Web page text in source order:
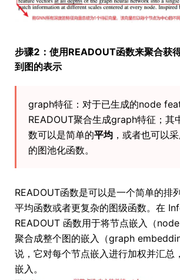
步骤2：使用READOUT函数来聚合获
到图的表示
graph特征：对于已生成的node
READOUT聚合生成graph特征；其
数可以是简单的平均 ，或者也可以
的图池化函数。
READOUT函数是可以是一个简单的排
平均函数或者更复杂的图级函数。在
READOUT 函数用于将节点嵌入（
聚合成整个图的嵌入（graph
说，它对每个节点嵌入进行加权并汇总
嵌入。